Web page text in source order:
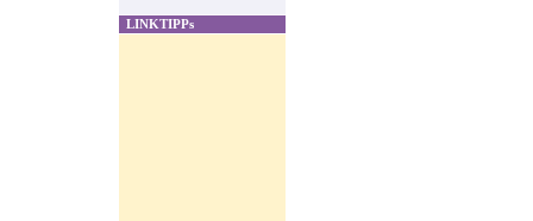
LINKTIPPs